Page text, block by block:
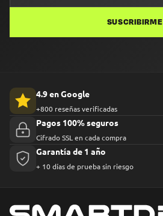
SUSCRIBIRME
4.9 en Google
+800 reseñas verificadas
Pagos 100% seguros
Cifrado SSL en cada compra
Garantía de 1 año
+ 10 días de prueba sin riesgo